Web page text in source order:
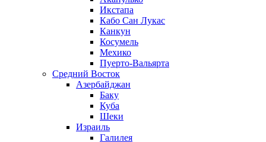
Икстапа
Кабо Сан Лукас
Канкун
Косумель
Мехико
Пуерто-Вальярта
Средний Восток
Азербайджан
Баку
Куба
Шеки
Израиль
Галилея